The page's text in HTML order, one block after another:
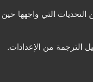
التي واجهها
الترجمة من الإعدادات.